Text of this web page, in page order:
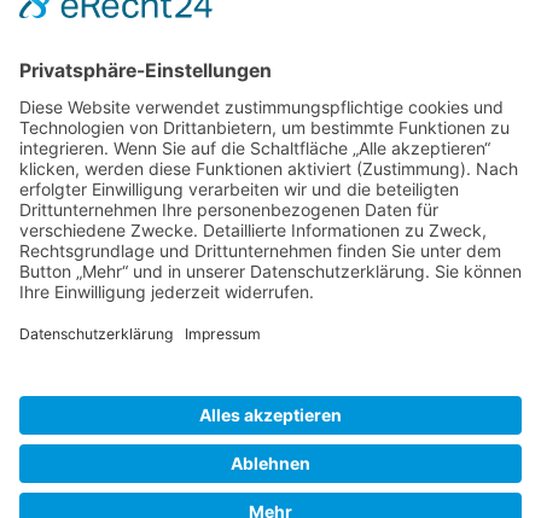
Lichtershow & Summer Vibes
P16 – mit Muttizettel ist der Eintritt ab 16 Jahren möglich!
Ausweiskontrolle am Einlass – also Perso nicht vergessen!
Sei dabei, wenn Kamenz den Sommer feiert! Die ersten 100 Gäste
bekommen eine kleine Übertaschung!
Zurück
»facebook.com/kamenz.news »facebook.com/rathaus.kamenz
»facebook.com/Kamenz.Tourismus
»instagramm.com/kamenz_tourismus
»Kontakt
»Elektronische Kommunikation
»Datenschutz